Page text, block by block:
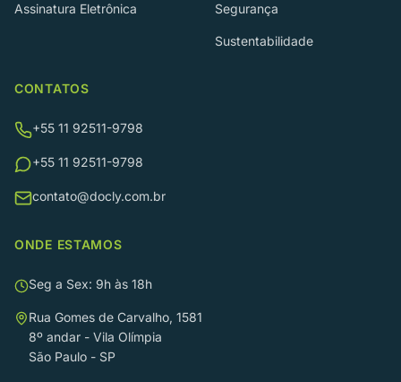
Assinatura Eletrônica Segurança
Sustentabilidade
CONTATOS
+55 11 92511-9798
+55 11 92511-9798
contato@docly.com.br
ONDE ESTAMOS
Seg a Sex: 9h às 18h
Rua Gomes de Carvalho, 1581
8º andar - Vila Olímpia
São Paulo - SP